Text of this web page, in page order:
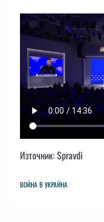
Източник: Spravdi
ВОЙНА В УКРАЙНА